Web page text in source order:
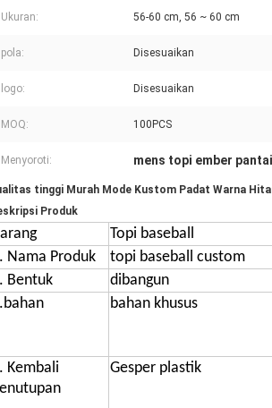
Ukuran: 56-60 cm, 56 ~ 60 cm
pola: Disesuaikan
logo: Disesuaikan
MOQ: 100PCS
Menyoroti: mens topi ember pantai
tinggi Murah Mode Kustom Padat Warna
Produk
Topi baseball
Nama Produk
topi baseball custom
Bentuk
dibangun
bahan khusus
Kembali
Gesper plastik